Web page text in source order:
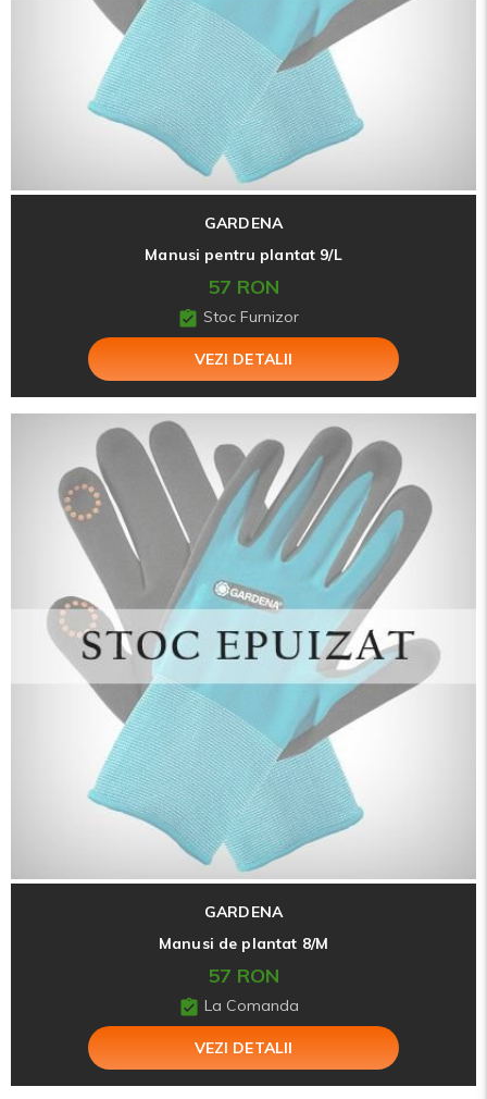
GARDENA
Manusi pentru plantat 9/L
57 RON
Stoc Furnizor
VEZI DETALII
GARDENA
Manusi de plantat 8/M
57 RON
La Comanda
VEZI DETALII